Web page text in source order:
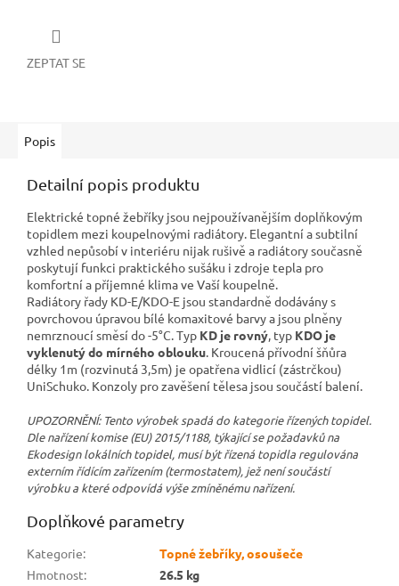
ZEPTAT SE
Popis
Detailní popis produktu
Elektrické topné žebříky jsou nejpoužívanějším doplňkovým
topidlem mezi koupelnovými radiátory. Elegantní a subtilní
vzhled nepůsobí v interiéru nijak rušivě a radiátory současně
poskytují funkci praktického sušáku i zdroje tepla pro
komfortní a příjemné klima ve Vaší koupelně.
Radiátory řady KD-E/KDO-E jsou standardně dodávány s
povrchovou úpravou bílé komaxitové barvy a jsou plněny
nemrznoucí směsí do -5°C. Typ KD je rovný, typ KDO je
vyklenutý do mírného oblouku. Kroucená přívodní šňůra
délky 1m (rozvinutá 3,5m) je opatřena vidlicí (zástrčkou)
UniSchuko. Konzoly pro zavěšení tělesa jsou součástí balení.
UPOZORNĚNÍ: Tento výrobek spadá do kategorie řízených topidel.
Dle nařízení komise (EU) 2015/1188, týkající se požadavků na
Ekodesign lokálních topidel, musí být řízená topidla regulována
externím řídícím zařízením (termostatem), jež není součástí
výrobku a které odpovídá výše zmíněnému nařízení.
Doplňkové parametry
Kategorie:
Topné žebříky, osoušeče
Hmotnost:
26.5 kg